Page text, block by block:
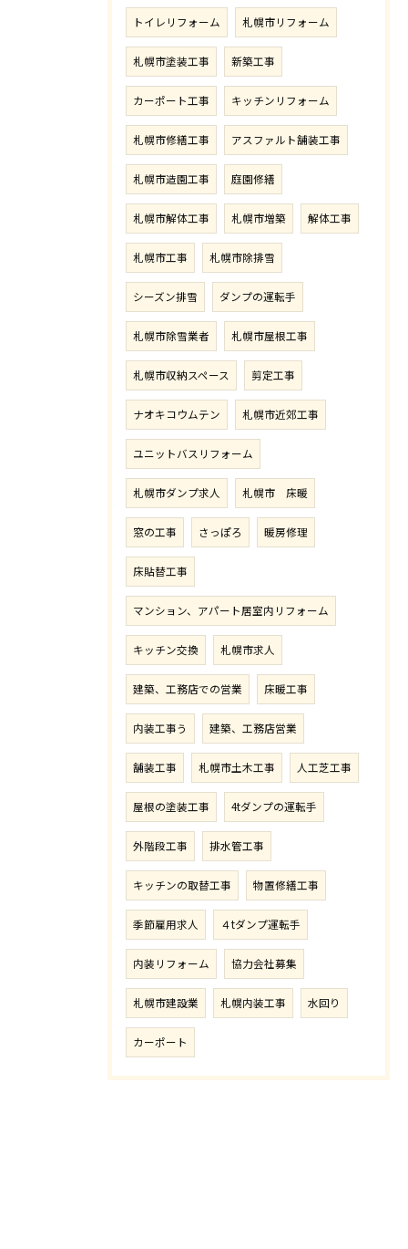
トイレリフォーム 札幌市リフォーム
札幌市塗装工事 新築工事
カーポート工事 キッチンリフォーム
札幌市修繕工事 アスファルト舗装工事
札幌市造園工事 庭園修繕
札幌市解体工事 札幌市増築 解体工事
札幌市工事 札幌市除排雪
シーズン排雪 ダンプの運転手
札幌市除雪業者 札幌市屋根工事
札幌市収納スペース 剪定工事
ナオキコウムテン 札幌市近郊工事
ユニットバスリフォーム
札幌市ダンプ求人 札幌市 床暖
窓の工事 さっぽろ 暖房修理
床貼替工事
マンション、アパート居室内リフォーム
キッチン交換 札幌市求人
建築、工務店での営業 床暖工事
内装工事う 建築、工務店営業
舗装工事 札幌市土木工事 人工芝工事
屋根の塗装工事 4tダンプの運転手
外階段工事 排水管工事
キッチンの取替工事 物置修繕工事
季節雇用求人 ４tダンプ運転手
内装リフォーム 協力会社募集
札幌市建設業 札幌内装工事 水回り
カーポート